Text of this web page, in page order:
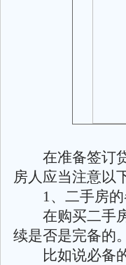
在准备签订贷
房人应当注意以
1、二手房的
在购买二手房
续是否是完备的。
比如说必备的